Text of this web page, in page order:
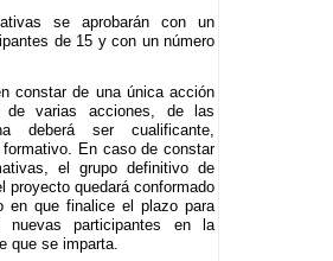
se aprobarán con un
de 15 y con un número
constar de una única acción
de varias acciones, de las
deberá ser cualificante,
En caso de constar
el grupo definitivo de
proyecto quedará conformado
en que finalice el plazo para
participantes en la
que se imparta.